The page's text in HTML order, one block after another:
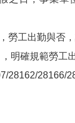
工出勤與否，
明確規範勞工
28162/28166/